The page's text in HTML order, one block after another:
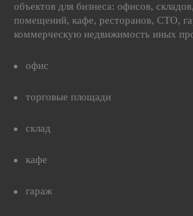
объектов для бизнеса: офисов,
помещений, кафе, ресторанов, СТО,
коммерческую недвижимость иных
офис
торговые площади
склад
кафе
гараж